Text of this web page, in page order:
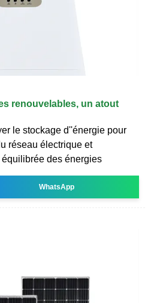
renouvelables, un atout
le stockage d''énergie pour
réseau électrique et
des énergies
WhatsApp